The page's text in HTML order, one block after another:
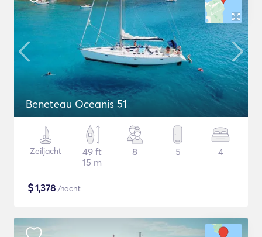
Beneteau Oceanis 51
Zeiljacht
49 ft
15 m
8 5 4
$1,378 /nacht